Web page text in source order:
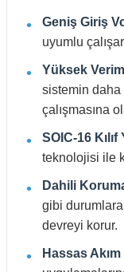
Geniş Giriş
uyumlu
Yüksek
sistemin daha
çalışmasına
SOIC-16 Kılıf
teknolojisi ile
Dahili
gibi
devreyi korur.
Hassas